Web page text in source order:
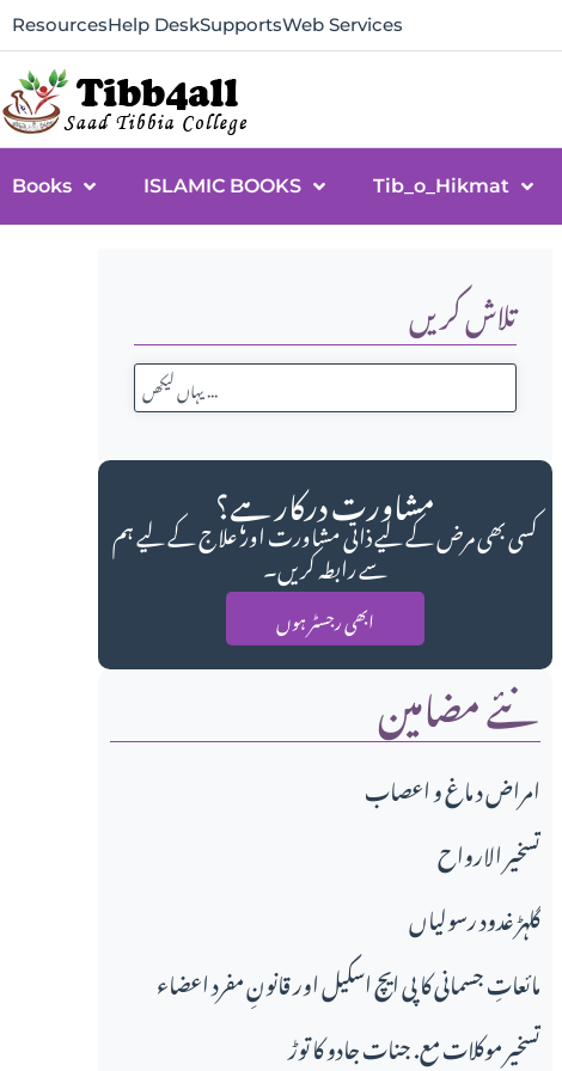
ResourcesHelp DeskSupportsWeb Services
Books ISLAMIC BOOKS Tib_o_Hikmat
تلاش کریں
مشاورت درکار ہے؟
کسی بھی مرض کے لیے ذاتی مشاورت اور علاج کے لیے ہم
سے رابطہ کریں۔
ابھی رجسٹر ہوں
نئے مضامین
امراض د ماغ و اعصاب
تسخير الارواح
گلہڑ غدود رسولیاں
مائعاتِ جسمانی کا پی ایچ اسکیل اور قانونِ مفرد اعضاء
تسخیر موکلات مع. جنات جادو کا توڑ